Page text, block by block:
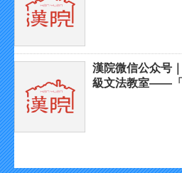
漢院微信公众号
級文法教室——「